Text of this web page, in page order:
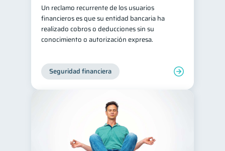
Un reclamo recurrente de los usuarios
financieros es que su entidad bancaria ha
realizado cobros o deducciones sin su
conocimiento o autorización expresa.
Seguridad financiera